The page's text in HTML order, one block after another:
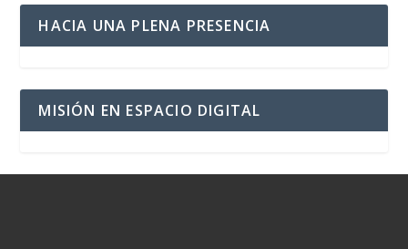
HACIA UNA PLENA PRESENCIA
MISIÓN EN ESPACIO DIGITAL